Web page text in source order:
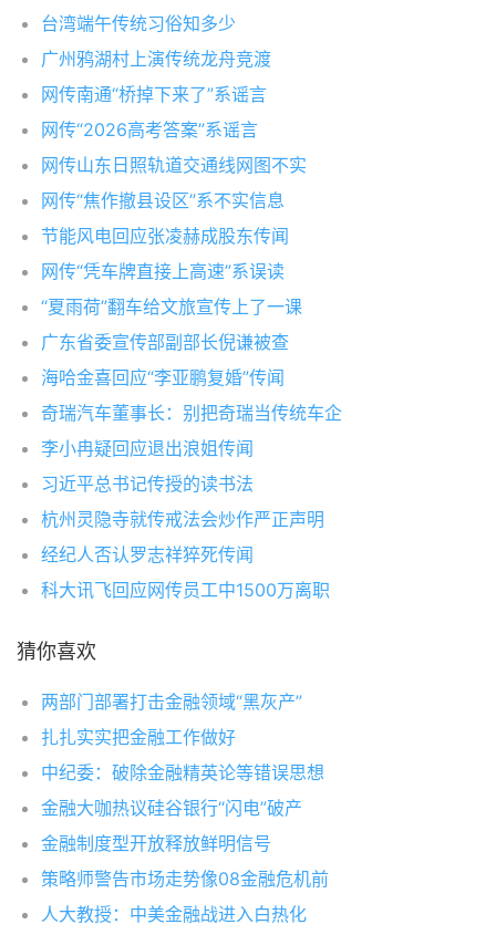
台湾端午传统习俗知多少
广州鸦湖村上演传统龙舟竞渡
网传南通“桥掉下来了”系谣言
网传“2026高考答案”系谣言
网传山东日照轨道交通线网图不实
网传“焦作撤县设区”系不实信息
节能风电回应张凌赫成股东传闻
网传“凭车牌直接上高速”系误读
“夏雨荷”翻车给文旅宣传上了一课
广东省委宣传部副部长倪谦被查
海哈金喜回应“李亚鹏复婚”传闻
奇瑞汽车董事长：别把奇瑞当传统车企
李小冉疑回应退出浪姐传闻
习近平总书记传授的读书法
杭州灵隐寺就传戒法会炒作严正声明
经纪人否认罗志祥猝死传闻
科大讯飞回应网传员工中1500万离职
猜你喜欢
两部门部署打击金融领域“黑灰产”
扎扎实实把金融工作做好
中纪委：破除金融精英论等错误思想
金融大咖热议硅谷银行“闪电”破产
金融制度型开放释放鲜明信号
策略师警告市场走势像08金融危机前
人大教授：中美金融战进入白热化